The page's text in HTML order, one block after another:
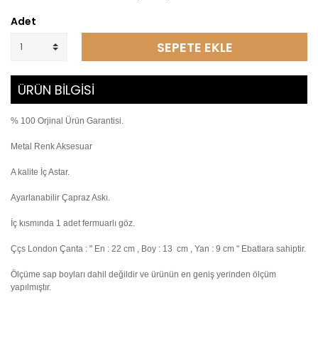
Adet
SEPETE EKLE
ÜRÜN BİLGİSİ
% 100 Orjinal Ürün Garantisi.
Metal Renk Aksesuar
A kalite İç Astar.
Ayarlanabilir Çapraz Askı.
İç kısmında 1 adet fermuarlı göz.
Ççs London Çanta : " En : 22 cm , Boy : 13 cm , Yan : 9 cm " Ebatlara sahiptir.
Ölçüme sap boyları dahil değildir ve ürünün en geniş yerinden ölçüm
yapılmıştır.